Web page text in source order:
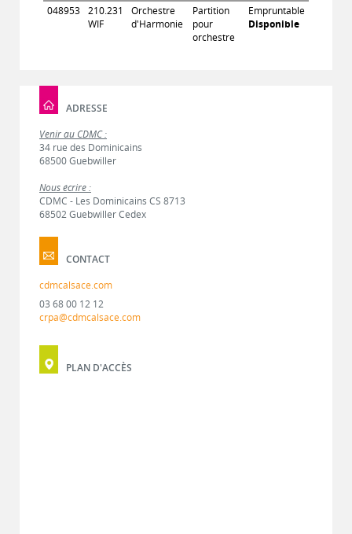
048953 210.231
WIF
Orchestre
d'Harmonie
Partition
pour
orchestre
Empruntable
Disponible
ADRESSE
Venir au CDMC :
34 rue des Dominicains
68500 Guebwiller
Nous écrire :
CDMC - Les Dominicains CS 8713
68502 Guebwiller Cedex
CONTACT
cdmcalsace.com
03 68 00 12 12
crpa@cdmcalsace.com
PLAN D'ACCÈS